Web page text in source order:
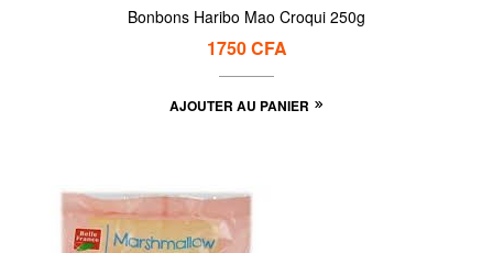
Bonbons Haribo Mao Croqui 250g
1750CFA
AJOUTER AU PANIER